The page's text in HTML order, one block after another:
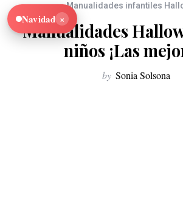
Manualidades infantiles
Manualidades
niños ¡Las
by Sonia Solsona
Navidad ×